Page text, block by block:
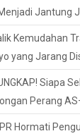
Jantung
Kemudahan
yang Jarang
Siapa
Perang
Hormati